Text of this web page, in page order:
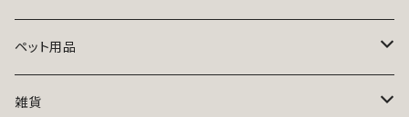
トップス
ニット
ボトムス
ペット用品
ベッド
雑貨